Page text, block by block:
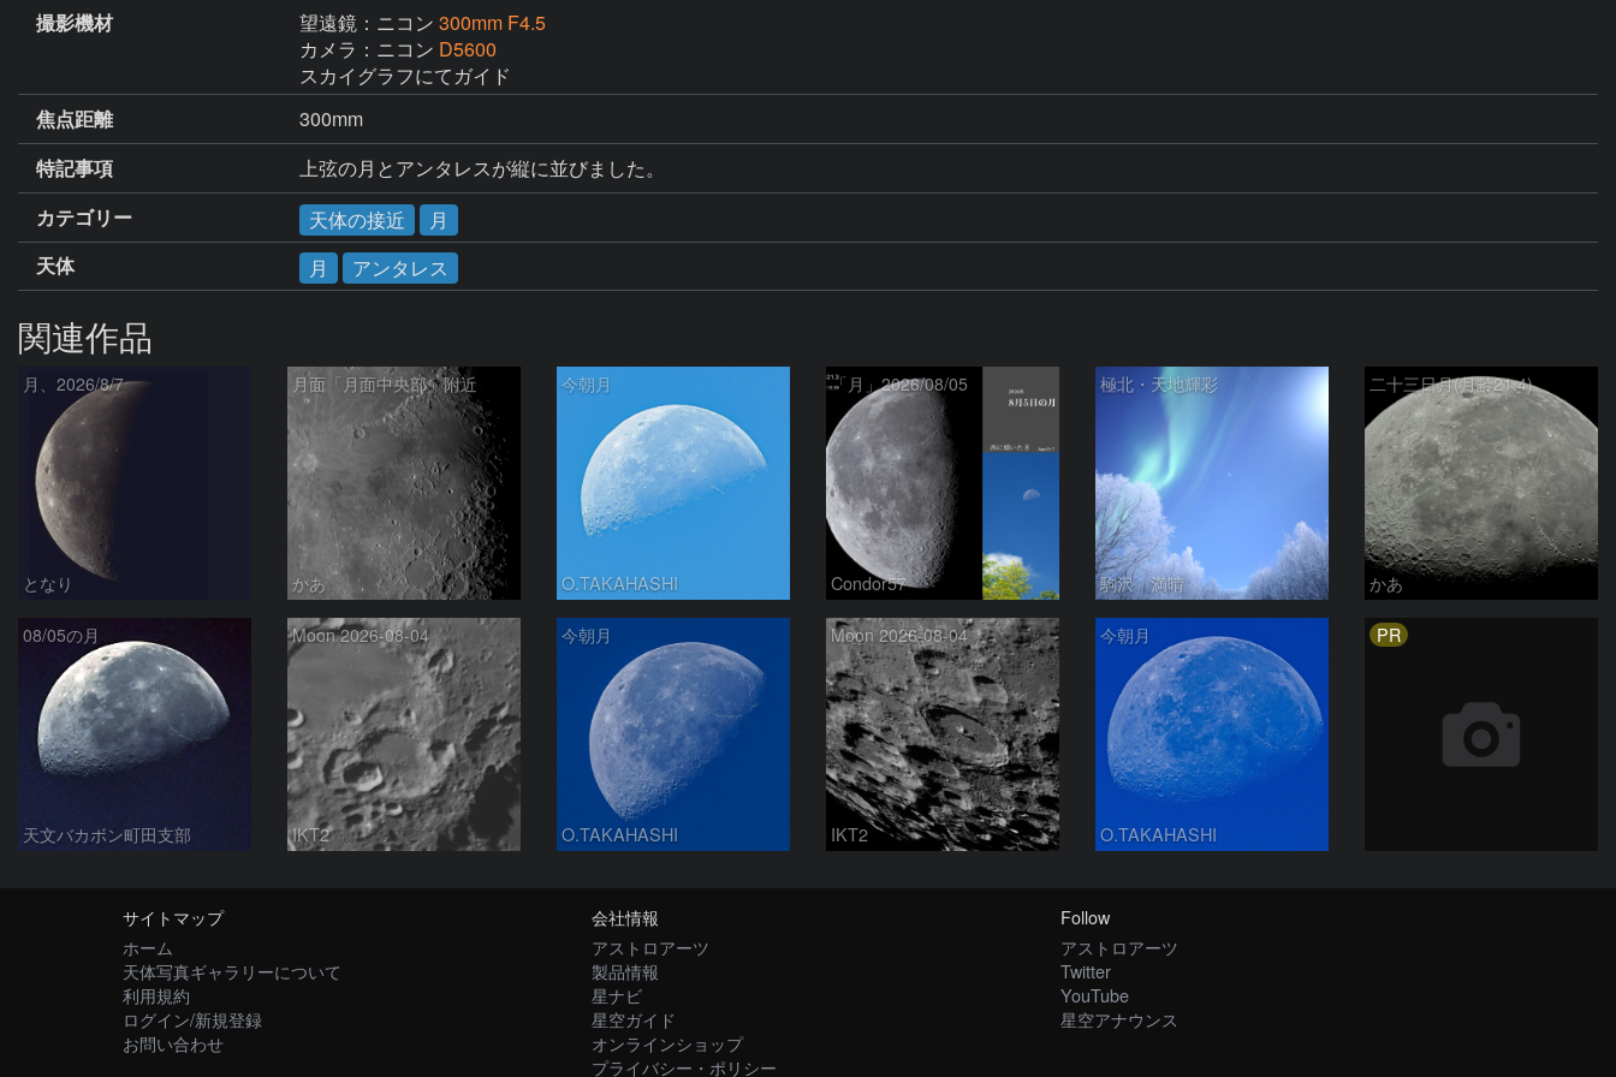
撮影機材 望遠鏡：ニコン 300mm F4.5
カメラ：ニコン D5600
スカイグラフにてガイド
焦点距離
300mm
特記事項
上弦の月とアンタレスが縦に並びました。
カテゴリー
天体の接近
月
天体
月 アンタレス
関連作品
月、2026/8/7
となり
月面「月面中央部」附近
かあ
今朝月
O.TAKAHASHI
「月」2026/08/05
Condor57
極北・天地輝彩
駒沢 満晴
二十三日月(月齢21.4)
かあ
08/05の月
天文バカボン町田支部
Moon 2026-08-04
IKT2
今朝月
O.TAKAHASHI
Moon 2026-08-04
IKT2
今朝月
O.TAKAHASHI
PR
サイトマップ
ホーム
天体写真ギャラリーについて
利用規約
ログイン/新規登録
お問い合わせ
会社情報
アストロアーツ
製品情報
星ナビ
星空ガイド
オンラインショップ
プライバシー・ポリシー
Follow
アストロアーツ
Twitter
YouTube
星空アナウンス